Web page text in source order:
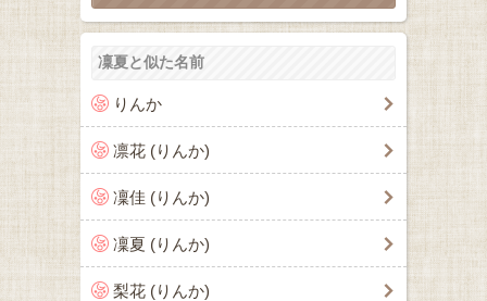
凜夏と似た名前
りんか
凛花 (りんか)
凜佳 (りんか)
凜夏 (りんか)
梨花 (りんか)